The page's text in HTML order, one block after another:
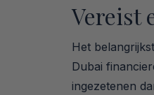
Vereist
Het
Dubai
ingezetenen